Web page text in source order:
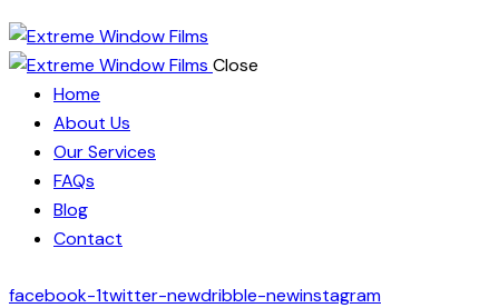
Close
Home
About Us
Our Services
FAQs
Blog
Contact
facebook-1twitter-newdribble-newinstagram